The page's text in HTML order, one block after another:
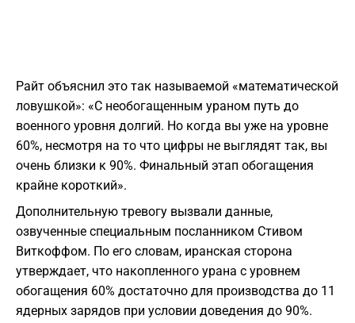
Райт объяснил это так называемой «математической
ловушкой»: «С необогащенным ураном путь до
военного уровня долгий. Но когда вы уже на уровне
60%, несмотря на то что цифры не выглядят так, вы
очень близки к 90%. Финальный этап обогащения
крайне короткий».
Дополнительную тревогу вызвали данные,
озвученные специальным посланником Стивом
Виткоффом. По его словам, иранская сторона
утверждает, что накопленного урана с уровнем
обогащения 60% достаточно для производства до 11
ядерных зарядов при условии доведения до 90%.